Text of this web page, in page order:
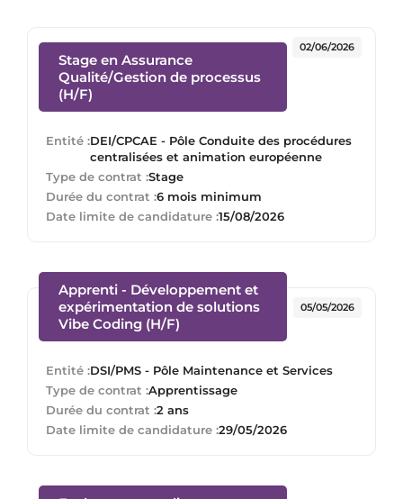
Stage en Assurance
Qualité/Gestion de processus
(H/F)
Entité :DEI/CPCAE - Pôle Conduite des procédures
centralisées et animation européenne
Type de contrat :Stage
Durée du contrat :6 mois minimum
02/06/2026
Date limite de candidature :15/08/2026
Apprenti - Développement et
expérimentation de solutions
Vibe Coding (H/F)
Entité :DSI/PMS - Pôle Maintenance et Services
Type de contrat :Apprentissage
Durée du contrat :2 ans
05/05/2026
Date limite de candidature :29/05/2026